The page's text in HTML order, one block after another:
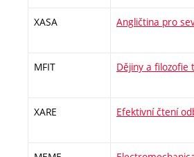
XASA Angličtina pro
MFIT Dějiny a filozofie
XARE Efektivní čtení